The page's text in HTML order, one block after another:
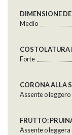
DIMENSIONE
Medio
COSTOLATURA
Forte
CORONA ALLA
Assente o leggero
FRUTTO:
Assente o leggera